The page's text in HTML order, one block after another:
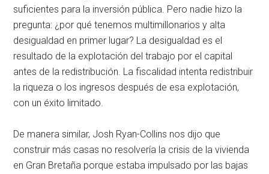
suficientes para la inversión pública. Pero nadie hizo la
pregunta: ¿por qué tenemos multimillonarios y alta
desigualdad en primer lugar? La desigualdad es el
resultado de la explotación del trabajo por el capital
antes de la redistribución. La fiscalidad intenta redistribuir
la riqueza o los ingresos después de esa explotación,
con un éxito limitado.
De manera similar, Josh Ryan-Collins nos dijo que
construir más casas no resolvería la crisis de la vivienda
en Gran Bretaña porque estaba impulsado por las bajas